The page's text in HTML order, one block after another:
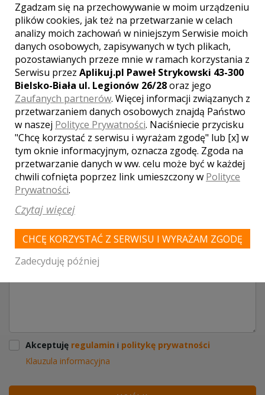
4.77| głosów: 13
SKONTAKTUJ SIĘ Z LOKALEM,
OTRZYMASZ WYJĄTKOWĄ OFERTĘ
Akceptuję regulamin i politykę prywatności
Klauzula informacyjna
Zgadzam się na przechowywanie w moim urządzeniu
plików cookies, jak też na przetwarzanie w celach
analizy moich zachowań w niniejszym Serwisie moich
danych osobowych, zapisywanych w tych plikach,
pozostawianych przeze mnie w ramach korzystania z
Serwisu przez Aplikuj.pl Paweł Strykowski 43-300
Bielsko-Biała ul. Legionów 26/28oraz jego
Zaufanych partnerów. Więcej informacji związanych z
przetwarzaniem danych osobowych znajdą Państwo
w naszej Polityce Prywatności. Naciśniecie przycisku
"Chcę korzystać z serwisu i wyrażam zgodę" lub [x] w
tym oknie informacyjnym, oznacza zgodę. Zgoda na
przetwarzanie danych w ww. celu może być w każdej
chwili cofnięta poprzez link umieszczony w Polityce
Prywatności.
Czytaj więcej
CHCĘ KORZYSTAĆ Z SERWISU I WYRAŻAM ZGODĘ
Zadecyduję później